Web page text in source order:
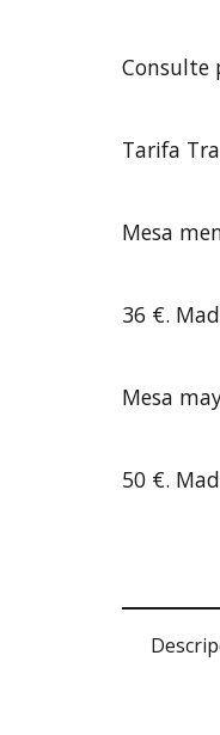
Consulte
Tarifa
Mesa
36 €.
Mesa
50 €.